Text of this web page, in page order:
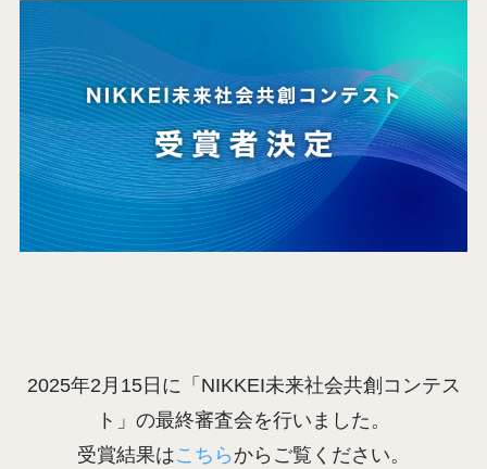
2025年2月15日に「NIKKEI未来社会共創コンテス
ト」の最終審査会を行いました。
受賞結果はこちら からご覧ください。